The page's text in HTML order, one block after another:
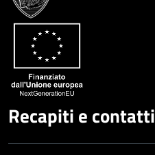
Recapiti e contatti